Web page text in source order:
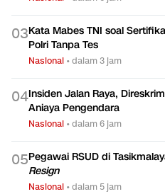
03Kata Mabes TNI soal
Polri Tanpa Tes
Nasional •dalam 3 jam
04Insiden Jalan Raya,
Aniaya Pengendara
Nasional •dalam 6 jam
05Pegawai RSUD di
Resign
Nasional •dalam 5 jam